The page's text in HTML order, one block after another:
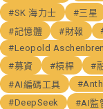
#SK 海力士
#三星
#記憶體
#財報
#Leopold
#募資
#槓桿 #
#AI編碼工具
#DeepSeek
#AI監